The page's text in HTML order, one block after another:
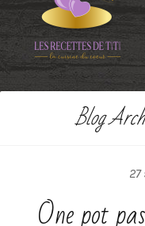
Blog
27
One pot